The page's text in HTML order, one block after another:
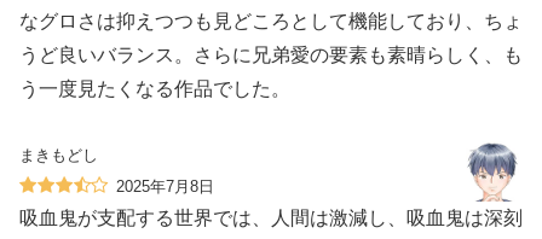
なグロさは抑えつつも見どころとして機能しており、ちょ
うど良いバランス。さらに兄弟愛の要素も素晴らしく、も
う一度見たくなる作品でした。
まきもどし
2025年7月8日
吸血鬼が支配する世界では、人間は激減し、吸血鬼は深刻